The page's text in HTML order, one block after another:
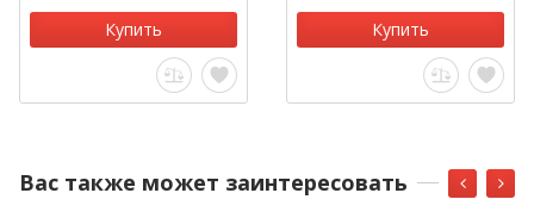
Купить
Купить
Вас также может заинтересовать